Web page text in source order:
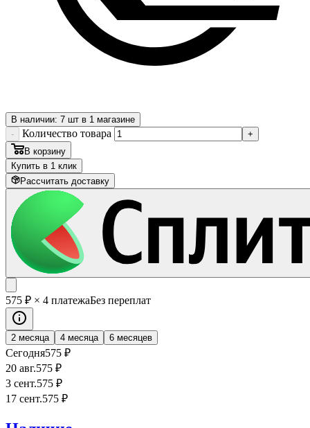
В наличии: 7 шт в 1 магазине
-
Количество товара
+
В корзину
Купить в 1 клик
Рассчитать доставку
575 ₽ × 4 платежаБез переплат
2 месяца 4 месяца 6 месяцев
Сегодня575 ₽
20 авг.575 ₽
3 сент.575 ₽
17 сент.575 ₽